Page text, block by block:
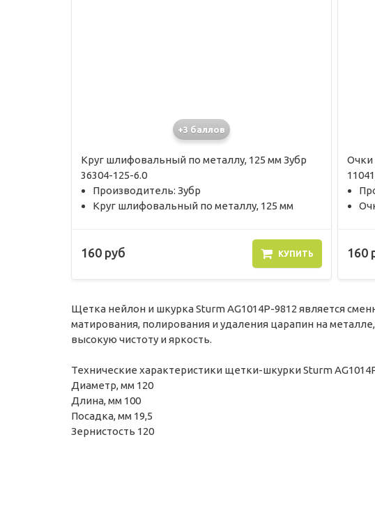
+3 баллов
Круг шлифовальный по металлу, 125 мм Зубр
36304-125-6.0
Производитель: Зубр
Круг шлифовальный по металлу, 125 мм
160 руб КУПИТЬ
Очки
160
Щетка нейлон и шкурка Sturm AG1014P-9812 является
матирования, полирования и удаления царапин на
высокую чистоту и яркость.
Технические характеристики щетки-шкурки Sturm
Диаметр, мм 120
Длина, мм 100
Посадка, мм 19,5
Зернистость 120